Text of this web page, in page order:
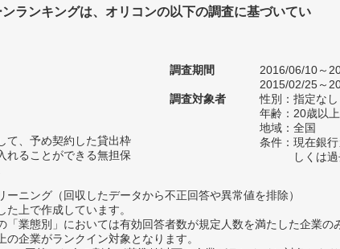
ランキングは、オリコンの以下の調査に基づいてい
て、予め契約した貸出枠
れることができる無担保
調査期間
2016/06/10～
2015/02/25～
調査対象者
性別：指定なし
年齢：20歳以上
地域：全国
条件：現在銀
しくは
ニング（回収したデータから不正回答や異常値を排除）
上で作成しています。
業態別」においては有効回答者数が規定人数を満たした企業の
企業がランクイン対象となります。